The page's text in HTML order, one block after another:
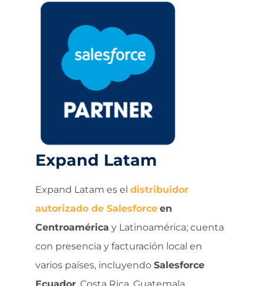
Expand Latam
Expand Latam es el distribuidor
autorizado de Salesforce en
Centroamérica y Latinoamérica; cuenta
con presencia y facturación local en
varios países, incluyendo Salesforce